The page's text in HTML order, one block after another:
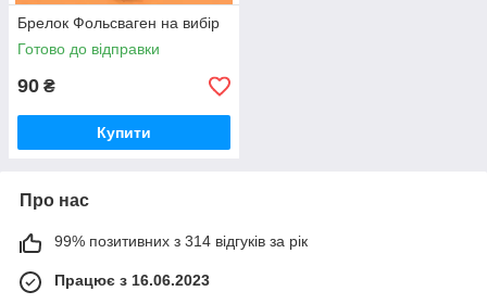
Брелок Фольсваген на вибір
Готово до відправки
90 ₴
Купити
Про нас
99% позитивних з 314 відгуків за рік
Працює з 16.06.2023